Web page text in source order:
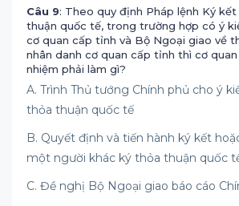
Câu 9: Theo quy định Pháp lệnh Ký
thuận quốc tế, trong trường hợp có ý
cơ quan cấp tỉnh và Bộ Ngoại giao về
nhân danh cơ quan cấp tỉnh thì cơ
nhiệm phải làm gì?
A. Trình Thủ tướng Chính phủ cho ý
thỏa thuận quốc tế
B. Quyết định và tiến hành ký kết
một người khác ký thỏa thuận quốc
C. Đề nghị Bộ Ngoại giao báo cáo